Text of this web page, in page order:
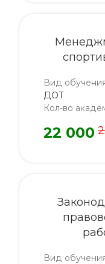
Вид
ДОТ
Кол-во
22 000
Вид